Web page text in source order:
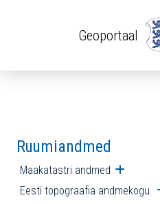
Geoportaal
Ruumiandmed
Maakatastri andmed Ava
Eesti topograafia andmekogu